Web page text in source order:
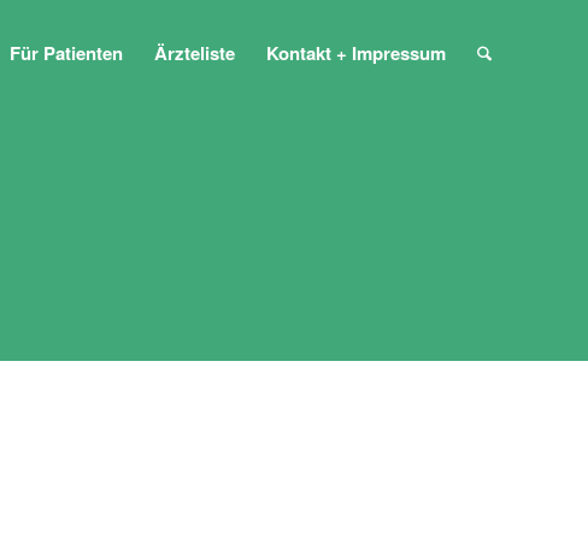
Für Patienten Ärzteliste Kontakt + Impressum